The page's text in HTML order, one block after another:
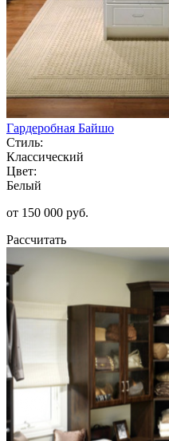
Гардеробная Байшо
Стиль:
Классический
Цвет:
Белый
от 150 000 руб.
Рассчитать